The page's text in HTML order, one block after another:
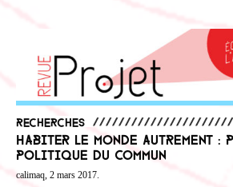
Recherches
Habiter le monde autrement :
politique du commun
calimaq, 2 mars 2017.